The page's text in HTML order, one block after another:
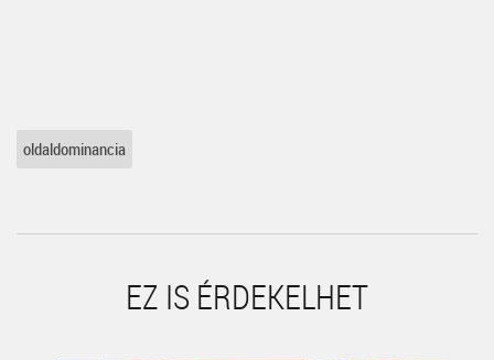
oldaldominancia
EZ IS ÉRDEKELHET